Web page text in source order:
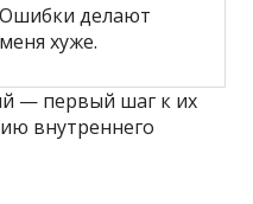
Ошибки делают
меня хуже.
— первый шаг к их
внутреннего